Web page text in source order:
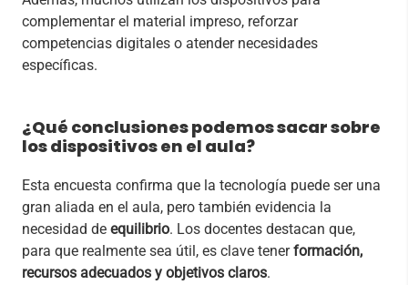
complementar el material impreso, reforzar
competencias digitales o atender necesidades
específicas.
¿Qué conclusiones podemos sacar sobre
los dispositivos en el aula?
Esta encuesta confirma que la tecnología puede ser una
gran aliada en el aula, pero también evidencia la
necesidad de equilibrio. Los docentes destacan que,
para que realmente sea útil, es clave tenerformación,
recursos adecuados y objetivos claros.